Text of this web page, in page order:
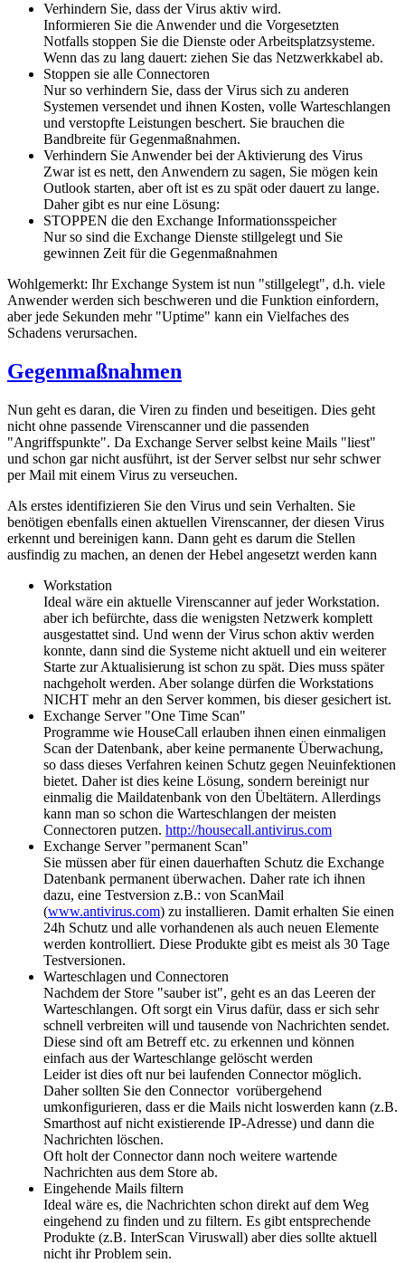
Verhindern Sie, dass der Virus aktiv wird.
Informieren Sie die Anwender und die Vorgesetzten
Notfalls stoppen Sie die Dienste oder Arbeitsplatzsysteme.
Wenn das zu lang dauert: ziehen Sie das Netzwerkkabel ab.
Stoppen sie alle Connectoren
Nur so verhindern Sie, dass der Virus sich zu anderen
Systemen versendet und ihnen Kosten, volle Warteschlangen
und verstopfte Leistungen beschert. Sie brauchen die
Bandbreite für Gegenmaßnahmen.
Verhindern Sie Anwender bei der Aktivierung des Virus
Zwar ist es nett, den Anwendern zu sagen, Sie mögen kein
Outlook starten, aber oft ist es zu spät oder dauert zu lange.
Daher gibt es nur eine Lösung:
STOPPEN die den Exchange Informationsspeicher
Nur so sind die Exchange Dienste stillgelegt und Sie
gewinnen Zeit für die Gegenmaßnahmen
Wohlgemerkt: Ihr Exchange System ist nun "stillgelegt", d.h. viele
Anwender werden sich beschweren und die Funktion einfordern,
aber jede Sekunden mehr "Uptime" kann ein Vielfaches des
Schadens verursachen.
Gegenmaßnahmen
Nun geht es daran, die Viren zu finden und beseitigen. Dies geht
nicht ohne passende Virenscanner und die passenden
"Angriffspunkte". Da Exchange Server selbst keine Mails "liest"
und schon gar nicht ausführt, ist der Server selbst nur sehr schwer
per Mail mit einem Virus zu verseuchen.
Als erstes identifizieren Sie den Virus und sein Verhalten. Sie
benötigen ebenfalls einen aktuellen Virenscanner, der diesen Virus
erkennt und bereinigen kann. Dann geht es darum die Stellen
ausfindig zu machen, an denen der Hebel angesetzt werden kann
Workstation
Ideal wäre ein aktuelle Virenscanner auf jeder Workstation.
aber ich befürchte, dass die wenigsten Netzwerk komplett
ausgestattet sind. Und wenn der Virus schon aktiv werden
konnte, dann sind die Systeme nicht aktuell und ein weiterer
Starte zur Aktualisierung ist schon zu spät. Dies muss später
nachgeholt werden. Aber solange dürfen die Workstations
NICHT mehr an den Server kommen, bis dieser gesichert ist.
Exchange Server "One Time Scan"
Programme wie HouseCall erlauben ihnen einen einmaligen
Scan der Datenbank, aber keine permanente Überwachung,
so dass dieses Verfahren keinen Schutz gegen Neuinfektionen
bietet. Daher ist dies keine Lösung, sondern bereinigt nur
einmalig die Maildatenbank von den Übeltätern. Allerdings
kann man so schon die Warteschlangen der meisten
Connectoren putzen. http://housecall.antivirus.com
Exchange Server "permanent Scan"
Sie müssen aber für einen dauerhaften Schutz die Exchange
Datenbank permanent überwachen. Daher rate ich ihnen
dazu, eine Testversion z.B.: von ScanMail
(www.antivirus.com) zu installieren. Damit erhalten Sie einen
24h Schutz und alle vorhandenen als auch neuen Elemente
werden kontrolliert. Diese Produkte gibt es meist als 30 Tage
Testversionen.
Warteschlagen und Connectoren
Nachdem der Store "sauber ist", geht es an das Leeren der
Warteschlangen. Oft sorgt ein Virus dafür, dass er sich sehr
schnell verbreiten will und tausende von Nachrichten sendet.
Diese sind oft am Betreff etc. zu erkennen und können
einfach aus der Warteschlange gelöscht werden
Leider ist dies oft nur bei laufenden Connector möglich.
Daher sollten Sie den Connector vorübergehend
umkonfigurieren, dass er die Mails nicht loswerden kann (z.B.
Smarthost auf nicht existierende IP-Adresse) und dann die
Nachrichten löschen.
Oft holt der Connector dann noch weitere wartende
Nachrichten aus dem Store ab.
Eingehende Mails filtern
Ideal wäre es, die Nachrichten schon direkt auf dem Weg
eingehend zu finden und zu filtern. Es gibt entsprechende
Produkte (z.B. InterScan Viruswall) aber dies sollte aktuell
nicht ihr Problem sein.